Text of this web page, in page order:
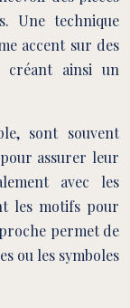
Une technique
accent sur des
créant ainsi un
sont souvent
assurer leur
avec les
les motifs pour
permet de
ou les symboles